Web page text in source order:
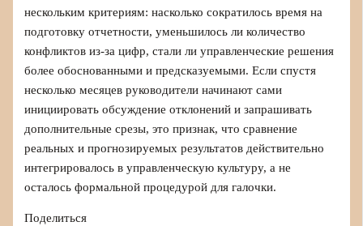
нескольким критериям: насколько сократилось время на
подготовку отчетности, уменьшилось ли количество
конфликтов из‑за цифр, стали ли управленческие решения
более обоснованными и предсказуемыми. Если спустя
несколько месяцев руководители начинают сами
инициировать обсуждение отклонений и запрашивать
дополнительные срезы, это признак, что сравнение
реальных и прогнозируемых результатов действительно
интегрировалось в управленческую культуру, а не
осталось формальной процедурой для галочки.
Поделиться